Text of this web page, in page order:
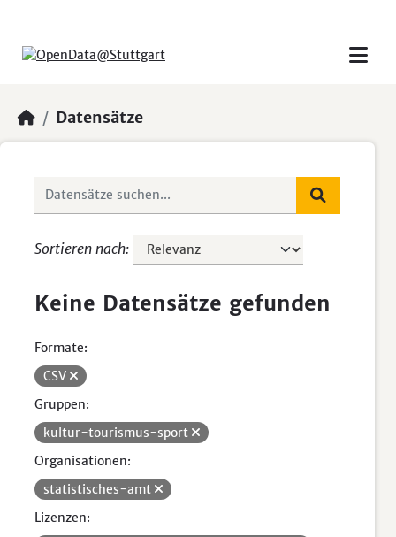
Datensätze
Sortieren nach
Keine Datensätze gefunden
Formate:
CSV
Gruppen:
kultur-tourismus-sport
Organisationen:
statistisches-amt
Lizenzen: